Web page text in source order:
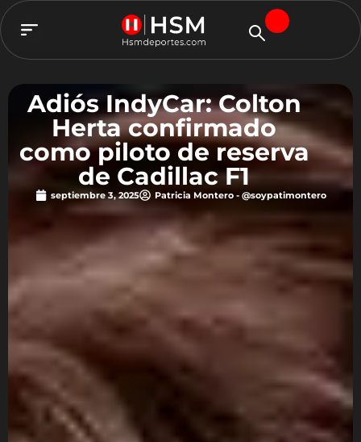
Adiós IndyCar: Colton
Herta confirmado
como piloto de reserva
de Cadillac F1
septiembre 3, 2025 Patricia Montero - @soypatimontero